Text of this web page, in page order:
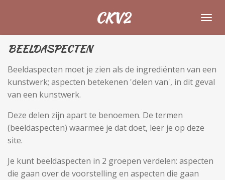
naar
de
CKV2
BEELDASPECTEN
Beeldaspecten moet je zien als de ingrediënten van een
kunstwerk; aspecten betekenen 'delen van', in dit geval
van een kunstwerk.
Deze delen zijn apart te benoemen. De termen
(beeldaspecten) waarmee je dat doet, leer je op deze
site.
Je kunt beeldaspecten in 2 groepen verdelen: aspecten
die gaan over de voorstelling en aspecten die gaan